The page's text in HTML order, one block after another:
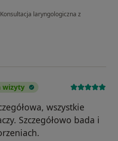
Konsultacja laryngologiczna z
wizyty
wszystkie
Szczegółowo bada i